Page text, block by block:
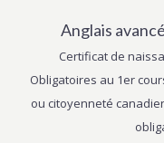
Anglais
Certificat de
Obligatoires au 1er
ou citoyenneté